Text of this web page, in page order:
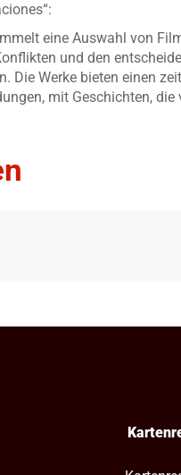
eine Auswahl von
und den
Die Werke bieten einen
mit Geschichten,